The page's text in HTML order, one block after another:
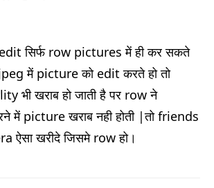
सिर्फ row pictures में ही कर सकते
में picture को edit करते हो तो
भी खराब हो जाती है पर row ने
में picture खराब नही होती |तो friends
ऐसा खरीदे जिसमे row हो।